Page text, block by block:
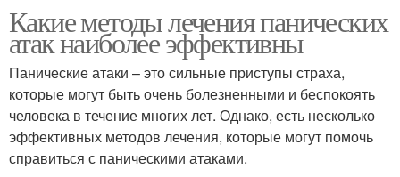
Какие методы лечения панических
атак наиболее эффективны
Панические атаки – это сильные приступы страха,
которые могут быть очень болезненными и беспокоять
человека в течение многих лет. Однако, есть несколько
эффективных методов лечения, которые могут помочь
справиться с паническими атаками.